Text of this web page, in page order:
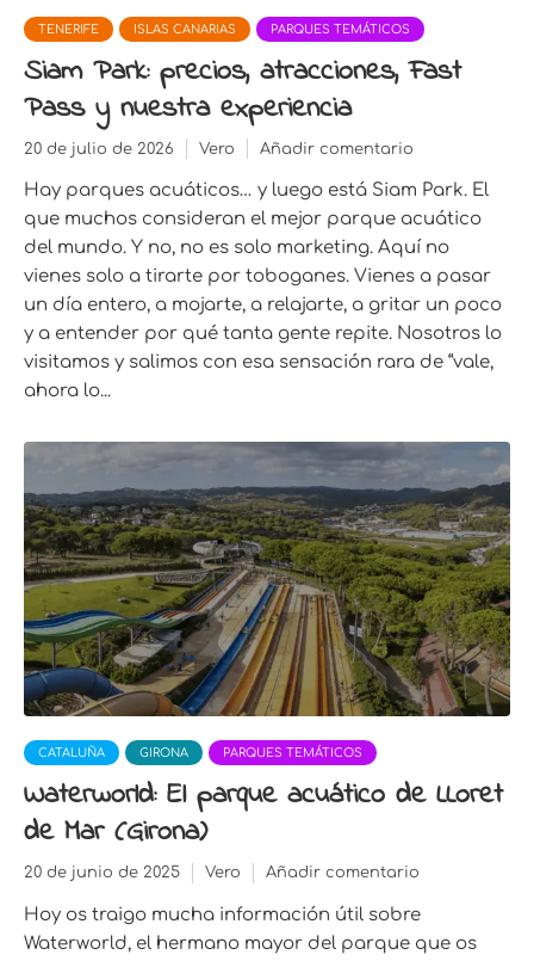
TENERIFE ISLAS CANARIAS PARQUES TEMÁTICOS
Siam Park: precios, atracciones, Fast
Pass y nuestra experiencia
20 de julio de 2026 Vero Añadir comentario
Hay parques acuáticos… y luego está Siam Park. El
que muchos consideran el mejor parque acuático
del mundo. Y no, no es solo marketing. Aquí no
vienes solo a tirarte por toboganes. Vienes a pasar
un día entero, a mojarte, a relajarte, a gritar un poco
y a entender por qué tanta gente repite. Nosotros lo
visitamos y salimos con esa sensación rara de “vale,
ahora lo...
CATALUÑA GIRONA PARQUES TEMÁTICOS
Waterworld: El parque acuático de LLoret
de Mar (Girona)
20 de junio de 2025 Vero Añadir comentario
Hoy os traigo mucha información útil sobre
Waterworld, el hermano mayor del parque que os